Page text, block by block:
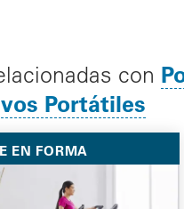
con
Portátiles
EN FORMA